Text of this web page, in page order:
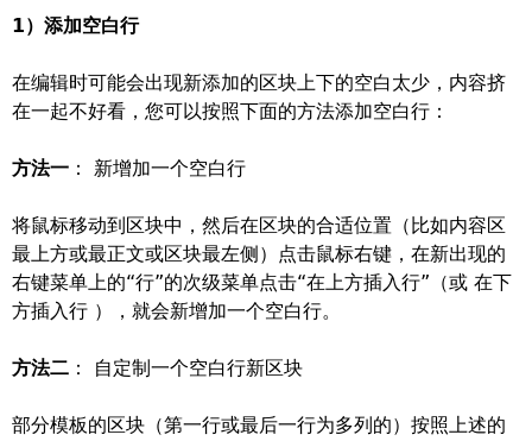
1）添加空白行
在编辑时可能会出现新添加的区块上下的空白太少，内容挤
在一起不好看，您可以按照下面的方法添加空白行：
方法一 ： 新增加一个空白行
将鼠标移动到区块中，然后在区块的合适位置（比如内容区
最上方或最正文或区块最左侧）点击鼠标右键，在新出现的
右键菜单上的“行”的次级菜单点击“在上方插入行”（或 在下
方插入行 ），就会新增加一个空白行。
方法二 ： 自定制一个空白行新区块
部分模板的区块（第一行或最后一行为多列的）按照上述的